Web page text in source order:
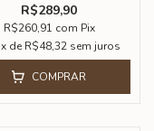
R$289,90
R$260,91 com Pix
x de R$48,32 sem juros
COMPRAR